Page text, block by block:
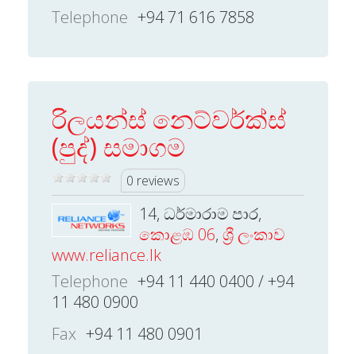
Telephone +94 71 616 7858
රිලයන්ස් නෙට්වර්ක්ස්
(පුද්) සමාගම
0 reviews
14, ධර්මාරාම පාර,
කොළඹ 06, ශ්‍රී ලංකාව
www.reliance.lk
Telephone +94 11 440 0400 / +94
11 480 0900
Fax +94 11 480 0901